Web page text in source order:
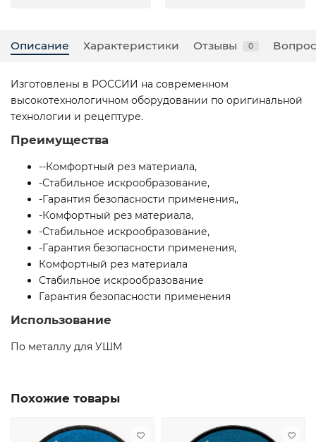
Описание Характеристики Отзывы 0
Изготовлены в РОССИИ на современном
высокотехнологичном оборудовании по оригинальной
технологии и рецептуре.
Преимущества
--Комфортный рез материала,
-Стабильное искрообразование,
-Гарантия безопасности применения,,
-Комфортный рез материала,
-Стабильное искрообразование,
-Гарантия безопасности применения,
Комфортный рез материала
Стабильное искрообразование
Гарантия безопасности применения
Использование
По металлу для УШМ
Похожие товары